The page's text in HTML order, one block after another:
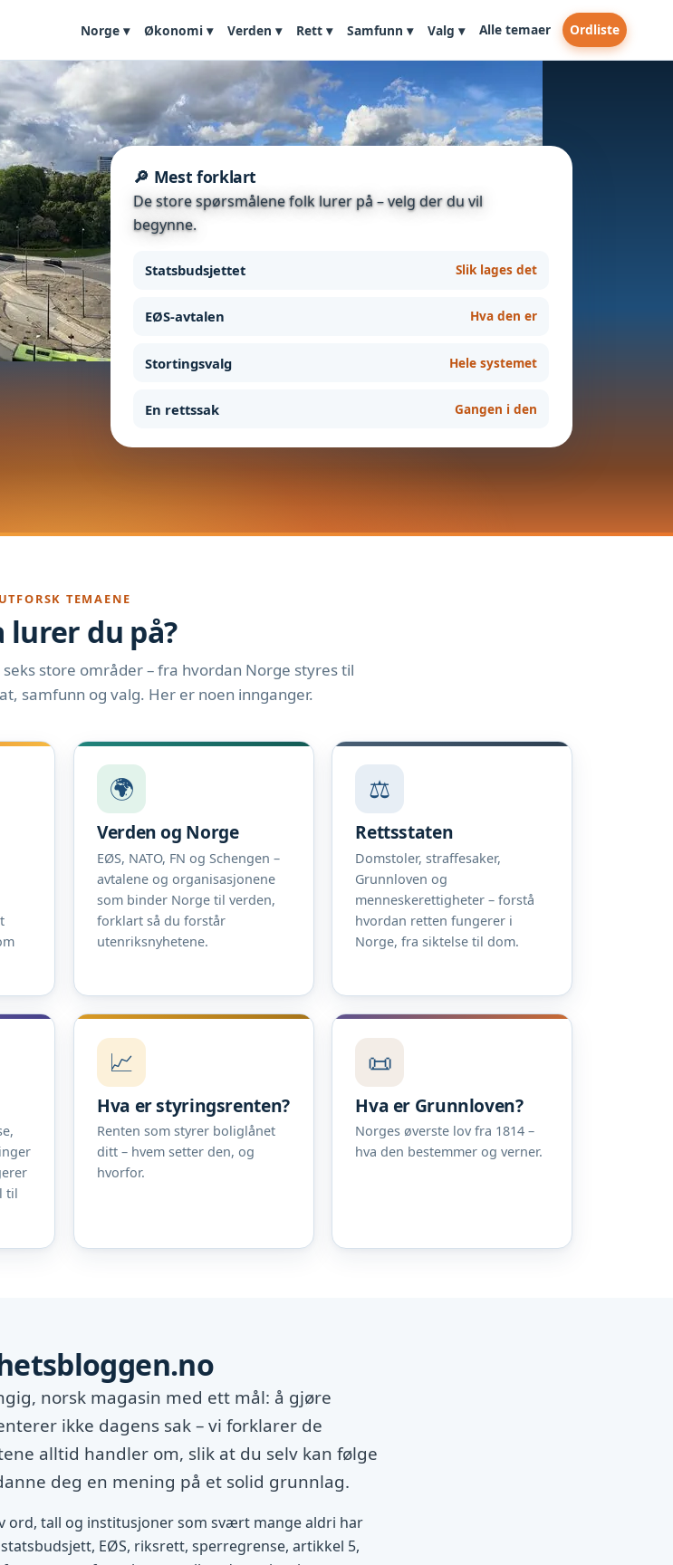
Norge ▾ Økonomi ▾ Verden ▾ Rett ▾ Samfunn ▾ Valg ▾ Alle temaer Ordliste
🔎 Mest forklart
De store spørsmålene folk lurer på – velg der du vil
begynne.
Statsbudsjettet Slik lages det
EØS-avtalen Hva den er
Stortingsvalg Hele systemet
En rettssak Gangen i den
UTFORSK TEMAENE
lurer du på?
store områder – fra hvordan Norge styres til
samfunn og valg. Her er noen innganger.
🌍
Verden og Norge
EØS, NATO, FN og Schengen –
avtalene og organisasjonene
som binder Norge til verden,
forklart så du forstår
utenriksnyhetene.
⚖️
Rettsstaten
Domstoler, straffesaker,
Grunnloven og
menneskerettigheter – forstå
hvordan retten fungerer i
Norge, fra siktelse til dom.
til
📈
Hva er styringsrenten?
Renten som styrer boliglånet
ditt – hvem setter den, og
hvorfor.
📜
Hva er Grunnloven?
Norges øverste lov fra 1814 –
hva den bestemmer og verner.
norsk magasin med ett mål: å gjøre
ikke dagens sak – vi forklarer de
alltid handler om, slik at du selv kan følge
deg en mening på et solid grunnlag.
ord, tall og institusjoner som svært mange aldri har
EØS, riksrett, sperregrense, artikkel 5,